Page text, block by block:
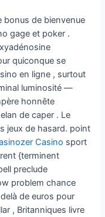
bonus de bienvenue
gage et poker .
quiconque se
en ligne , surtout
luminosité —
honnête
de caper . Le
jeux de hasard. point
Casino sport
{terminent
preclude
problem chance
de euros pour
, Britanniques livre